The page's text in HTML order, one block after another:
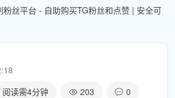
粉丝平台 - 自助购买TG粉丝和点赞 | 安全可
阅读需4分钟 203 0